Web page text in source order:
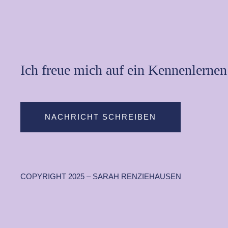
Ich freue mich auf ein
NACHRICHT SCHREIBEN
COPYRIGHT 2025 – SARAH RENZIEHAUSEN